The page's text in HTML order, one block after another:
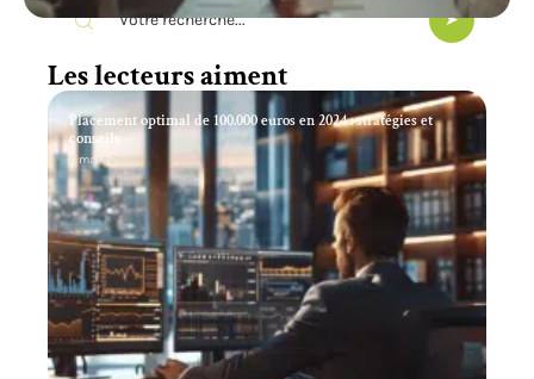
Les lecteurs aiment
Placement optimal de 100.000 euros en 2024 : stratégies et
conseils
11 mars 2026